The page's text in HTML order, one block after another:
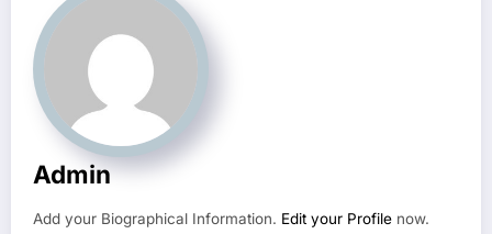
Admin
Add your Biographical Information. Edit your Profile now.